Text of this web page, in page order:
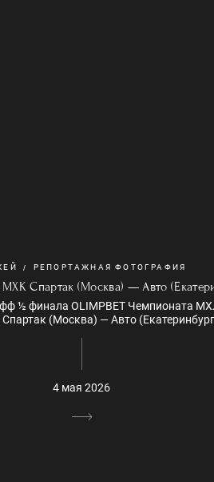
РЕПОРТАЖНАЯ ФОТОГРАФИЯ
Спартак (Москва) — Авто
½ финала OLIMPBET Чемпионата
(Москва) — Авто
4 мая 2026